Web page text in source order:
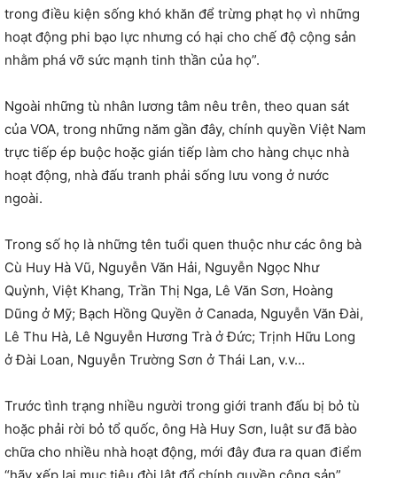
trong điều kiện sống khó khăn để trừng phạt họ vì những
hoạt động phi bạo lực nhưng có hại cho chế độ cộng sản
nhằm phá vỡ sức mạnh tinh thần của họ”.
Ngoài những tù nhân lương tâm nêu trên, theo quan sát
của VOA, trong những năm gần đây, chính quyền Việt Nam
trực tiếp ép buộc hoặc gián tiếp làm cho hàng chục nhà
hoạt động, nhà đấu tranh phải sống lưu vong ở nước
ngoài.
Trong số họ là những tên tuổi quen thuộc như các ông bà
Cù Huy Hà Vũ, Nguyễn Văn Hải, Nguyễn Ngọc Như
Quỳnh, Việt Khang, Trần Thị Nga, Lê Văn Sơn, Hoàng
Dũng ở Mỹ; Bạch Hồng Quyền ở Canada, Nguyễn Văn Đài,
Lê Thu Hà, Lê Nguyễn Hương Trà ở Đức; Trịnh Hữu Long
ở Đài Loan, Nguyễn Trường Sơn ở Thái Lan, v.v…
Trước tình trạng nhiều người trong giới tranh đấu bị bỏ tù
hoặc phải rời bỏ tổ quốc, ông Hà Huy Sơn, luật sư đã bào
chữa cho nhiều nhà hoạt động, mới đây đưa ra quan điểm
“hãy xếp lại mục tiêu đòi lật đổ chính quyền cộng sản”.